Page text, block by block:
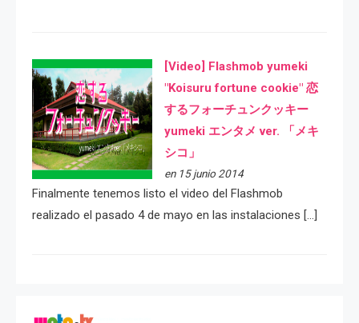
[Video] Flashmob yumeki
"Koisuru fortune cookie" 恋
するフォーチュンクッキー
yumeki エンタメ ver. 「メキ
シコ」
en 15 junio 2014
Finalmente tenemos listo el video del Flashmob
realizado el pasado 4 de mayo en las instalaciones […]